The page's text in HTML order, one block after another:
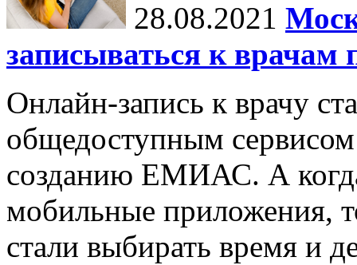
28.08.2021
записываться к врачам
Онлайн-запись к врачу
общедоступным сервисом
созданию ЕМИАС. А
мобильные приложения,
стали выбирать время и